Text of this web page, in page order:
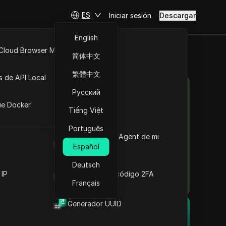
Cuál es el User Agent de mi
navegador
Generador de código 2FA
Generador UUID
Browser MCP
de API Local
Docker
ES
English
简体中文
繁體中文
Русский
Tiếng Việt
Português
Español
Deutsch
Français
Iniciar sesión Descargar
control,
del
Contenido
Comprender los
metadatos de WebGPU:
una descripción general
completa
los metadatos de
Comprender la
Atributos de metadatos
esenciales en WebGPU
Usos innovadores de los
metadatos de WebGPU en
la práctica
Navegando por los
consideraciones clave
El navegador anti-detección